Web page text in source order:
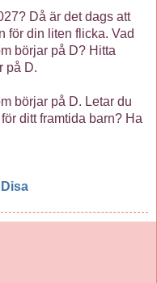
Då är det dags att
för din liten flicka. Vad
börjar på D? Hitta
på D.
börjar på D. Letar du
ditt framtida barn? Ha
Disa